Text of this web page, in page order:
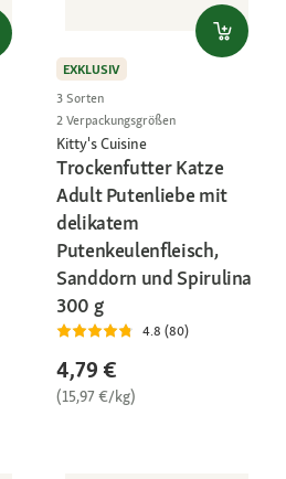
EXKLUSIV
3 Sorten
2 Verpackungsgrößen
Kitty's Cuisine
Trockenfutter Katze
Adult Putenliebe mit
delikatem
Putenkeulenfleisch,
Sanddorn und Spirulina
300 g
4.8 (80)
4,79 €
(15,97 €/kg)